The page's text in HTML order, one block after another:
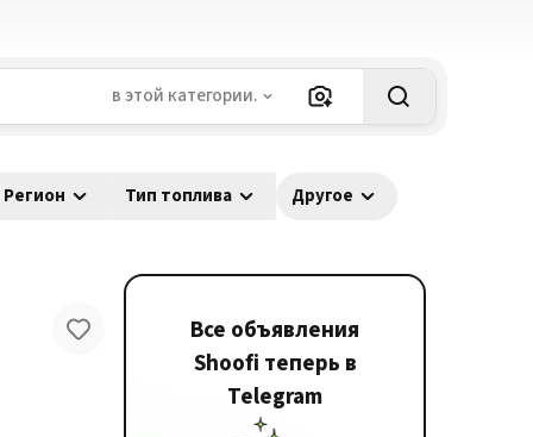
в этой категории.
Регион Тип топлива Другое
Все объявления
Shoofi теперь в
Telegram